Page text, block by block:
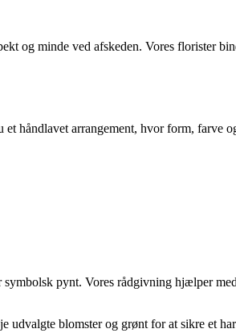
og minde ved afskeden. Vores florister
et håndlavet arrangement, hvor form, farve
pynt. Vores rådgivning hjælper
udvalgte blomster og grønt for at sikre et